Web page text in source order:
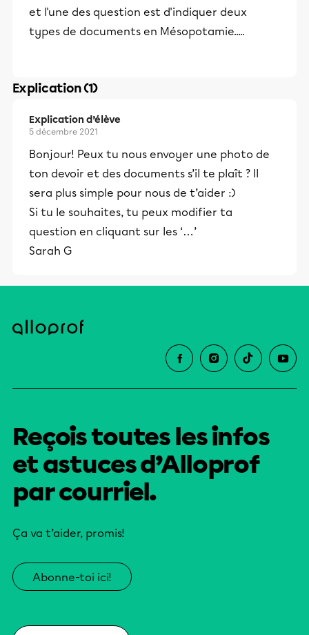
et l'une des question est d'indiquer deux
types de documents en Mésopotamie.....
Explication (1)
Explication d’élève
5 décembre 2021
Bonjour! Peux tu nous envoyer une photo de
ton devoir et des documents s’il te plaît ? Il
sera plus simple pour nous de t’aider :)
Si tu le souhaites, tu peux modifier ta
question en cliquant sur les ‘…’
Sarah G
Reçois toutes les infos
et astuces d’Alloprof
par courriel.
Ça va t’aider, promis!
Abonne-toi ici!